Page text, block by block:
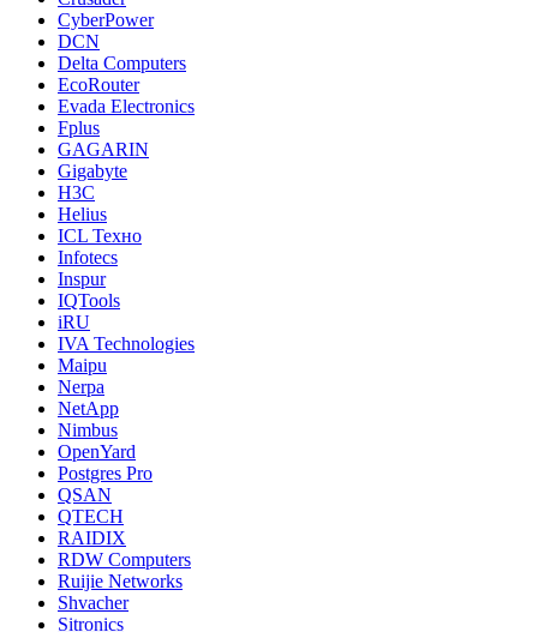
CyberPower
DCN
Delta Computers
EcoRouter
Evada Electronics
Fplus
GAGARIN
Gigabyte
H3C
Helius
ICL Техно
Infotecs
Inspur
IQTools
iRU
IVA Technologies
Maipu
Nerpa
NetApp
Nimbus
OpenYard
Postgres Pro
QSAN
QTECH
RAIDIX
RDW Computers
Ruijie Networks
Shvacher
Sitronics